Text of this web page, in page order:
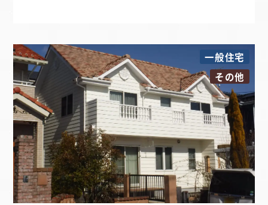
一般住宅
その他